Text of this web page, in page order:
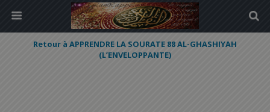
Retour à APPRENDRE LA SOURATE 88 AL-GHASHIYAH
(L’ENVELOPPANTE)